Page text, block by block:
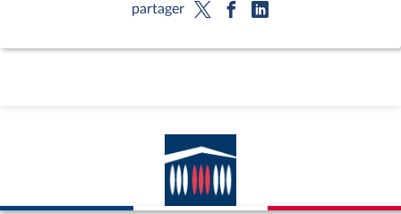
partager